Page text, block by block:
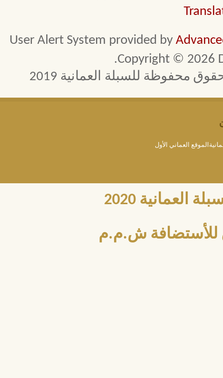
User Alert System provided by
Copyright © 2026
محفوظة للسبلة العمانية 2019
العماني الأول
2020
للأستضافة ش.م.م